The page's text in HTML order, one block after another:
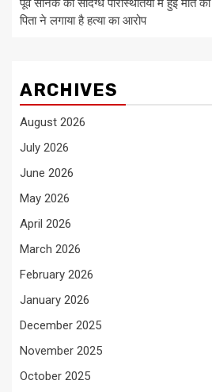
पूर्व सैनिक की संदिग्ध परिस्थितियों में हुई मौत
पिता ने लगाया है हत्या का आरोप
ARCHIVES
August 2026
July 2026
June 2026
May 2026
April 2026
March 2026
February 2026
January 2026
December 2025
November 2025
October 2025